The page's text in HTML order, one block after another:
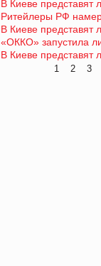
В Киеве представят
Ритейлеры РФ
В Киеве представят
«ОККО» запустила
В Киеве представят
1 2 3